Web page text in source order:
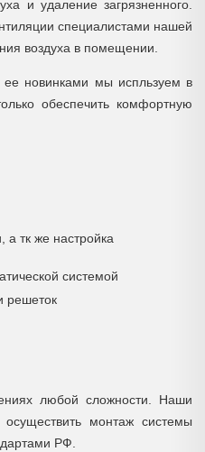
и удаление загрязненного.
специалистами нашей
воздуха в помещении.
новинками мы испльзуем в
обеспечить комфортную
а тк же настройка
системой
решеток
любой сложности. Наши
монтаж системы
РФ.